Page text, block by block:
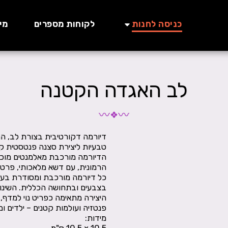
כניסה לחנות לקוחות מספרים
לב האגדה הקטנה
〰
❖
〰
דיורמה דקורטיבית בצורת לב,
הדיורמה מורכבת מאלמנטים
כל דיורמה מורכבת ומסודרת
היצירה מתאימה כפריט נוי